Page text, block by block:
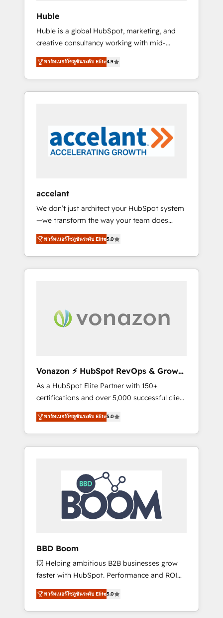
Paypal 💰 Sage or Netsuite 🤖 Google or
Microsoft ✍️ DocuSign or PandaDoc 🌐
Avalara or Quaderno HubSnacks holds the
rare Advanced "Custom Integrations"
Accreditation, securely sync data across... 🔄
any apps, in any direction. Stuck on your old
CRM..? Migrate | seamlessly off your old CRM
our in-house "HubScrub" Tool.
Huble
Huble is a global HubSpot, marketing, and
creative consultancy working with mid-
market and enterprise businesses. We go
beyond implementation, shaping the
strategy, processes, and teams that turn
HubSpot into a genuine growth engine.
5 partners worldwide, and with over 15 years
in the ecosystem, Huble has built a track
record that speaks for itself. One company,
Singapore, and South Africa. Certified
compliant with ISO/IEC 27001:2022 and ISO
9001:2015 across all seven international
offices and 175+ employees.
พาร์ทเนอร์โซลูชันระดับ Elite4.9
accelant
We don’t just architect your HubSpot system
—we transform the way your team does
business. As an Elite HubSpot Solutions
Partner, we specialize in creating tailored,
end-to-end CRM solutions that accelerate
growth, improve operational efficiency, and
time to deeply understand your unique
needs, crafting custom strategies that deliver
responsiveness, and ongoing support, we
equip your team to adopt new systems with
confidence and achieve a unified, data-
driven approach to customer engagement.
พาร์ทเนอร์โซลูชันระดับ Elite5.0
Vonazon ⚡ HubSpot RevOps & Growth
Strategy Experts
As a HubSpot Elite Partner with 150+
certifications and over 5,000 successful client
engagements, Vonazon turns marketing
complexity into measurable, scalable growth.
From onboarding to enterprise-grade
campaigns, our in-house team builds scalable
HubSpot Integration & Optimization •
Seamless CRM, CMS, and automation setup •
Complex platform migrations and data
cleanups • Custom APIs and third-party
integrations 📈 End-to-End Revenue
tools and CRM optimization • Retention
strategies with customer journey mapping 🏅
Elite-Level HubSpot Execution • 750+
onboardings and 2,000+ implementations •
Deep expertise across marketing, sales, and
service hubs • Built-in flexibility for startups
พาร์ทเนอร์โซลูชันระดับ Elite5.0
BBD Boom
💥 Helping ambitious B2B businesses grow
faster with HubSpot. Performance and ROI
focused. 💥 BBD Boom is the HubSpot
partner that can help you to HubSpot Better.
We work with your teams to solve all your
พาร์ทเนอร์โซลูชันระดับ Elite5.0